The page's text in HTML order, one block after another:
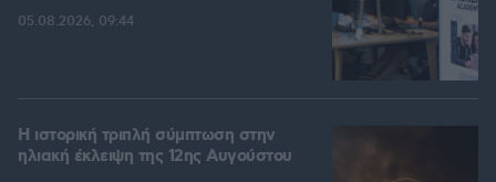
05.08.2026, 09:44
Η ιστορική τριπλή σύμπτωση στην
ηλιακή έκλειψη της 12ης Αυγούστου